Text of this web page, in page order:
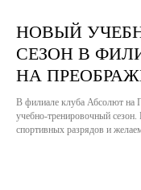
НОВЫЙ
СЕЗОН В
НА
В филиале клуба Абсолют на
учебно-тренировочный
спортивных разрядов и